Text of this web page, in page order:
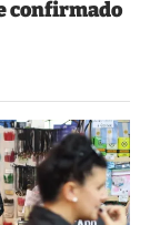
confirmado